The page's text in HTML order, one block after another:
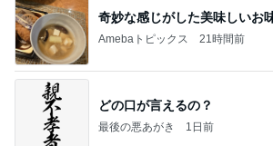
奇妙な感じがした美味しいお
Amebaトピックス 21時間前
どの口が言えるの？
最後の悪あがき 1日前